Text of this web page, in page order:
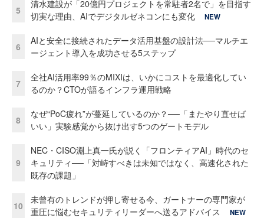
5
清水建設が「20億円プロジェクトを常駐者2名で」を目指す
切実な理由、AIでデジタルゼネコンにも変化
NEW
6
AIと安全に接続されたデータ活用基盤の設計法──マルチエ
ージェント導入を成功させる5ステップ
7
全社AI活用率99％のMIXIは、いかにコストを最適化してい
るのか？CTOが語るインフラ運用戦略
8
なぜ“PoC疲れ”が蔓延しているのか？──「またやり直せば
いい」実験感覚から抜け出す5つのゲートモデル
9
NEC・CISO淵上真一氏が説く「フロンティアAI」時代のセ
キュリティ──「対峙すべきは未知ではなく、高速化された
既存の課題」
10
未曾有のトレンドが押し寄せる今、ガートナーの専門家が
重圧に悩むセキュリティリーダーへ送るアドバイス
NEW